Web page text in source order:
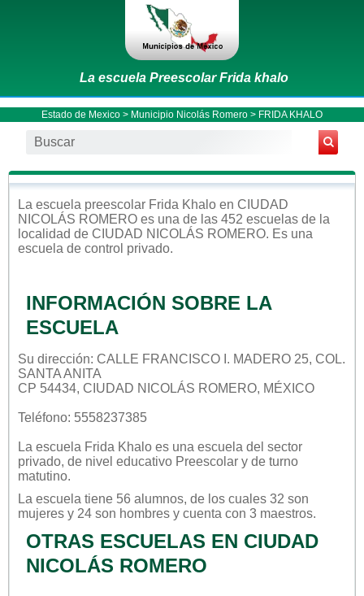
La escuela Preescolar Frida khalo
Estado de Mexico > Municipio Nicolás Romero > FRIDA KHALO
La escuela preescolar Frida Khalo en CIUDAD
NICOLÁS ROMERO es una de las 452 escuelas de la
localidad de CIUDAD NICOLÁS ROMERO. Es una
escuela de control privado.
INFORMACIÓN SOBRE LA
ESCUELA
Su dirección: CALLE FRANCISCO I. MADERO 25, COL.
SANTA ANITA
CP 54434, CIUDAD NICOLÁS ROMERO, MÉXICO
Teléfono: 5558237385
La escuela Frida Khalo es una escuela del sector
privado, de nivel educativo Preescolar y de turno
matutino.
La escuela tiene 56 alumnos, de los cuales 32 son
mujeres y 24 son hombres y cuenta con 3 maestros.
OTRAS ESCUELAS EN CIUDAD
NICOLÁS ROMERO